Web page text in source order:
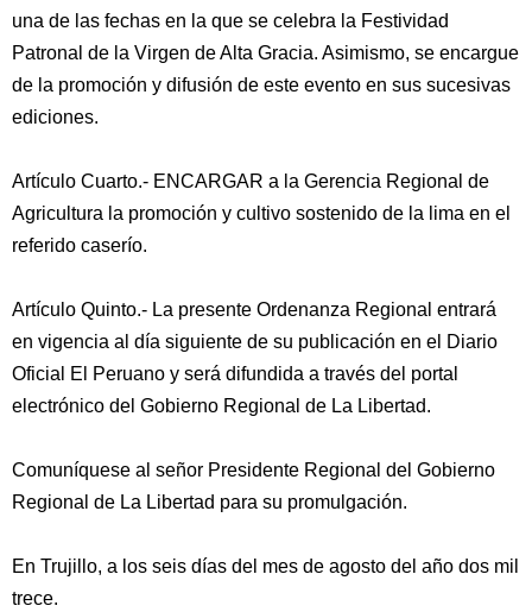
una de las fechas en la que se celebra la Festividad
Patronal de la Virgen de Alta Gracia. Asimismo, se encargue
de la promoción y difusión de este evento en sus sucesivas
ediciones.
Artículo Cuarto.- ENCARGAR a la Gerencia Regional de
Agricultura la promoción y cultivo sostenido de la lima en el
referido caserío.
Artículo Quinto.- La presente Ordenanza Regional entrará
en vigencia al día siguiente de su publicación en el Diario
Oficial El Peruano y será difundida a través del portal
electrónico del Gobierno Regional de La Libertad.
Comuníquese al señor Presidente Regional del Gobierno
Regional de La Libertad para su promulgación.
En Trujillo, a los seis días del mes de agosto del año dos mil
trece.